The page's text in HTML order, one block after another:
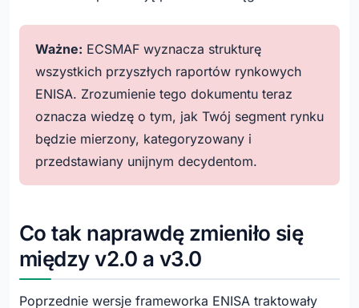
Ważne: ECSMAF wyznacza strukturę
wszystkich przyszłych raportów rynkowych
ENISA. Zrozumienie tego dokumentu teraz
oznacza wiedzę o tym, jak Twój segment rynku
będzie mierzony, kategoryzowany i
przedstawiany unijnym decydentom.
Co tak naprawdę zmieniło się
między v2.0 a v3.0
Poprzednie wersje frameworka ENISA traktowały